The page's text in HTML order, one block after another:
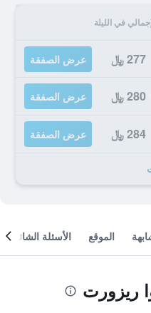
في الليلة
277 ﷼ عرض الصفقة
280 ﷼ عرض الصفقة
284 ﷼ عرض الصفقة
الموقع الأسئلة الشائعة
ريزورت